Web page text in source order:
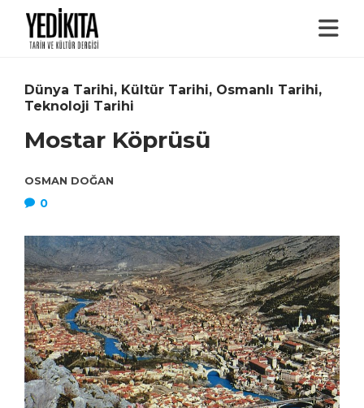
Dünya Tarihi, Kültür Tarihi, Osmanlı Tarihi,
Teknoloji Tarihi
Mostar Köprüsü
OSMAN DOĞAN
0